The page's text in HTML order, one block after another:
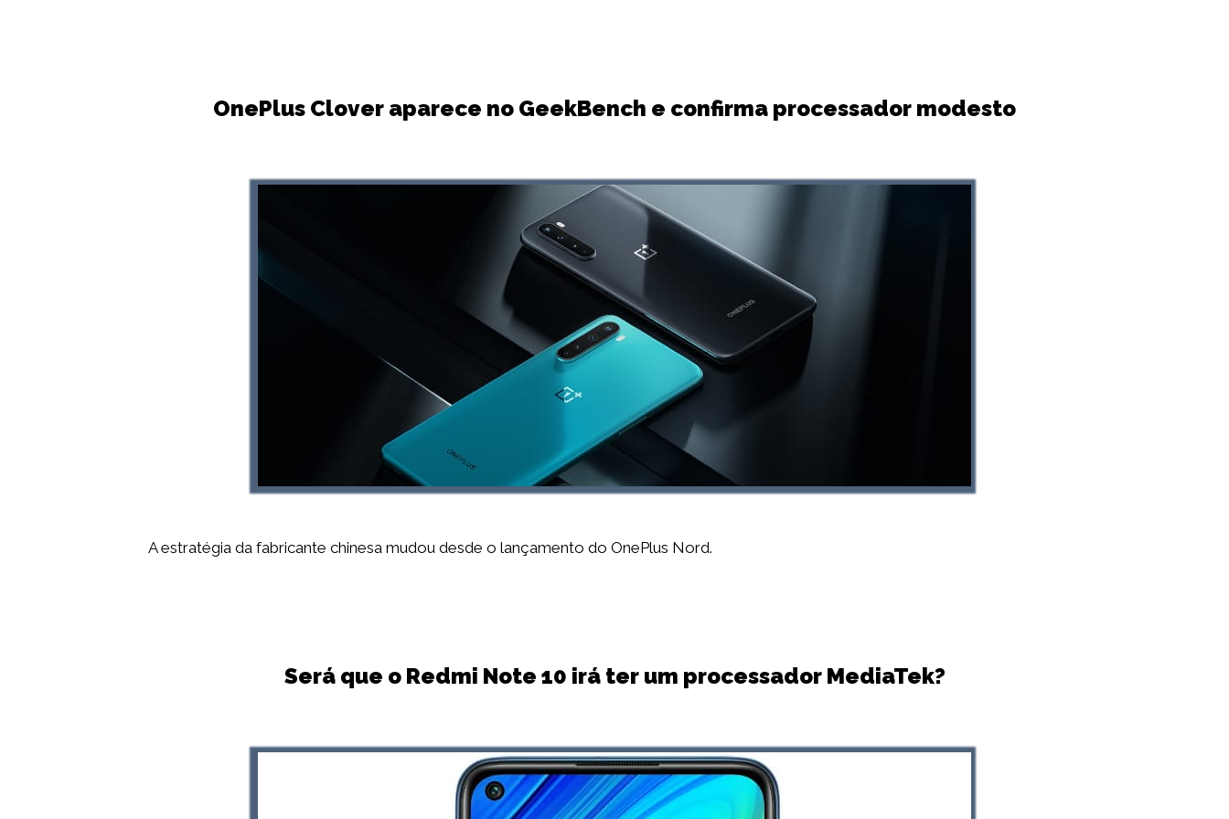
OnePlus Clover aparece no GeekBench e confirma processador modesto
A estratégia da fabricante chinesa mudou desde o lançamento do OnePlus Nord.
Será que o Redmi Note 10 irá ter um processador MediaTek?